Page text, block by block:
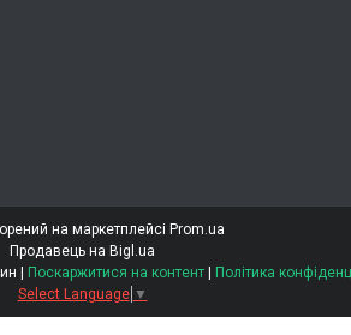
на маркетплейсі Prom.ua
Продавець на Bigl.ua
"Світ Краси 2Salon" Інтернет-магазин | Поскаржитися на контент | Політика
Select Language ▼